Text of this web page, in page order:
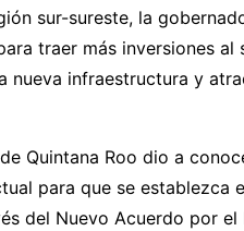
sur-sureste, la
traer más inversiones
nueva infraestructura y
Quintana Roo dio a
para que se establezca
del Nuevo Acuerdo por